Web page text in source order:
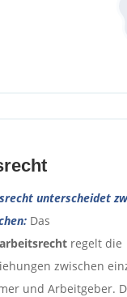
unterscheidet
Das
regelt die
zwischen
und Arbeitgeber.